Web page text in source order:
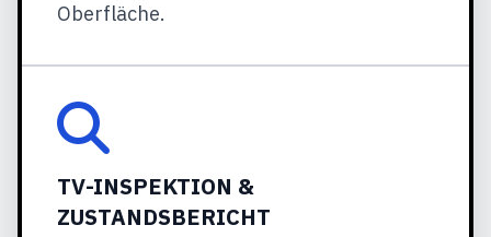
Oberfläche.
TV-INSPEKTION &
ZUSTANDSBERICHT